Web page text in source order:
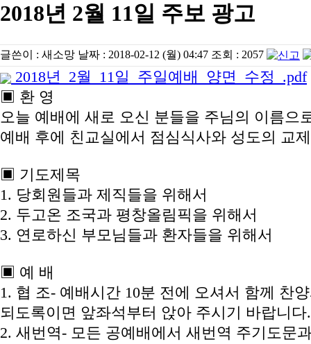
2018년 2월 11일 주보 광고
글쓴이 : 새소망 날짜 : 2018-02-12 (월) 04:47 조회 : 2057
2018년_2월_11일_주일예배_양면_수정_.pdf
▣ 환 영
오늘 예배에 새로 오신 분들을 주님의 이름으
예배 후에 친교실에서 점심식사와 성도의 교
▣ 기도제목
1. 당회원들과 제직들을 위해서
2. 두고온 조국과 평창올림픽을 위해서
3. 연로하신 부모님들과 환자들을 위해서
▣ 예 배
1. 협 조- 예배시간 10분 전에 오셔서 함께 찬
되도록이면 앞좌석부터 앉아 주시기 바랍니다.
2. 새번역- 모든 공예배에서 새번역 주기도문